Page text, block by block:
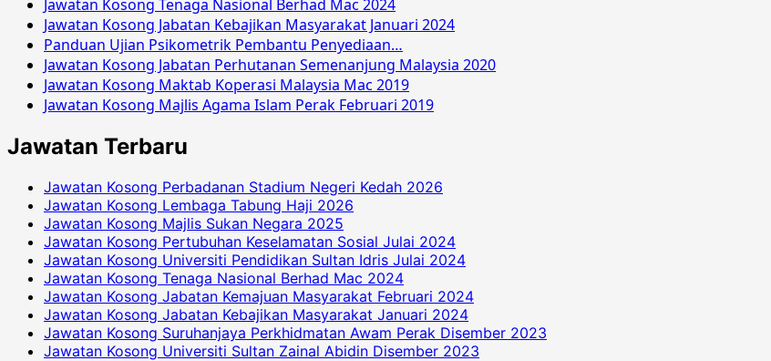
Jawatan Kosong Tenaga Nasional Berhad Mac 2024
Jawatan Kosong Jabatan Kebajikan Masyarakat Januari 2024
Panduan Ujian Psikometrik Pembantu Penyediaan…
Jawatan Kosong Jabatan Perhutanan Semenanjung Malaysia 2020
Jawatan Kosong Maktab Koperasi Malaysia Mac 2019
Jawatan Kosong Majlis Agama Islam Perak Februari 2019
Jawatan Terbaru
Jawatan Kosong Perbadanan Stadium Negeri Kedah 2026
Jawatan Kosong Lembaga Tabung Haji 2026
Jawatan Kosong Majlis Sukan Negara 2025
Jawatan Kosong Pertubuhan Keselamatan Sosial Julai 2024
Jawatan Kosong Universiti Pendidikan Sultan Idris Julai 2024
Jawatan Kosong Tenaga Nasional Berhad Mac 2024
Jawatan Kosong Jabatan Kemajuan Masyarakat Februari 2024
Jawatan Kosong Jabatan Kebajikan Masyarakat Januari 2024
Jawatan Kosong Suruhanjaya Perkhidmatan Awam Perak Disember 2023
Jawatan Kosong Universiti Sultan Zainal Abidin Disember 2023